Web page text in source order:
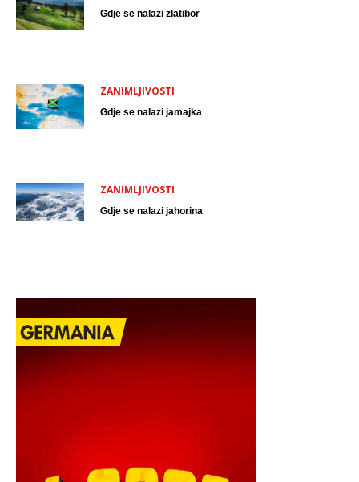
Gdje se nalazi zlatibor
ZANIMLJIVOSTI
Gdje se nalazi jamajka
ZANIMLJIVOSTI
Gdje se nalazi jahorina